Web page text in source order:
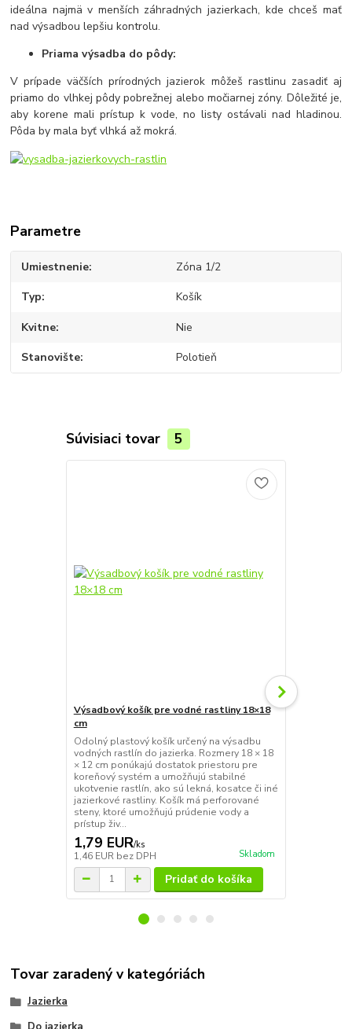
ideálna najmä v menších záhradných jazierkach, kde chceš mať
nad výsadbou lepšiu kontrolu.
Priama výsadba do pôdy:
V prípade väčších prírodných jazierok môžeš rastlinu zasadiť aj
priamo do vlhkej pôdy pobrežnej alebo močiarnej zóny. Dôležité je,
aby korene mali prístup k vode, no listy ostávali nad hladinou.
Pôda by mala byť vlhká až mokrá.
Parametre
Umiestnenie Zóna 1/2
Typ Košík
Kvitne Nie
Stanovište Polotieň
Súvisiaci tovar 5
Výsadbový košík pre vodné rastliny 18×18
cm
Odolný plastový košík určený na výsadbu
vodných rastlín do jazierka. Rozmery 18 × 18
× 12 cm ponúkajú dostatok priestoru pre
koreňový systém a umožňujú stabilné
ukotvenie rastlín, ako sú lekná, kosatce či iné
jazierkové rastliny. Košík má perforované
steny, ktoré umožňujú prúdenie vody a
prístup živ...
1,79 EUR/ks
1,46 EUR bez DPH Skladom
Pridať do košíka
Tovar zaradený v kategóriách
Jazierka